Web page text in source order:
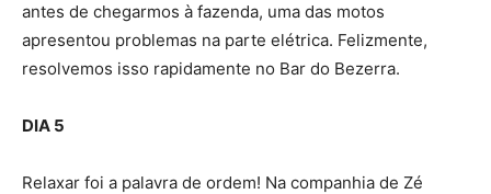
antes de chegarmos à fazenda, uma das motos
apresentou problemas na parte elétrica. Felizmente,
resolvemos isso rapidamente no Bar do Bezerra.
DIA 5
Relaxar foi a palavra de ordem! Na companhia de Zé